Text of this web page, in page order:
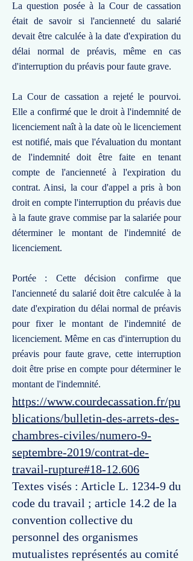
La question posée à la Cour de cassation
était de savoir si l'ancienneté du salarié
devait être calculée à la date d'expiration du
délai normal de préavis, même en cas
d'interruption du préavis pour faute grave.
La Cour de cassation a rejeté le pourvoi.
Elle a confirmé que le droit à l'indemnité de
licenciement naît à la date où le licenciement
est notifié, mais que l'évaluation du montant
de l'indemnité doit être faite en tenant
compte de l'ancienneté à l'expiration du
contrat. Ainsi, la cour d'appel a pris à bon
droit en compte l'interruption du préavis due
à la faute grave commise par la salariée pour
déterminer le montant de l'indemnité de
licenciement.
Portée : Cette décision confirme que
l'ancienneté du salarié doit être calculée à la
date d'expiration du délai normal de préavis
pour fixer le montant de l'indemnité de
licenciement. Même en cas d'interruption du
préavis pour faute grave, cette interruption
doit être prise en compte pour déterminer le
montant de l'indemnité.
https://www.courdecassation.fr/pu
blications/bulletin-des-arrets-des-
chambres-civiles/numero-9-
septembre-2019/contrat-de-
travail-rupture#18-12.606
Textes visés : Article L. 1234-9 du
code du travail ; article 14.2 de la
convention collective du
personnel des organismes
mutualistes représentés au comité